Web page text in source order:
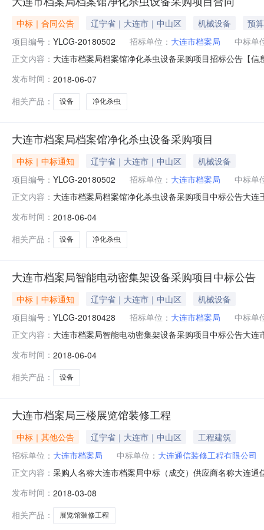
中标｜合同公告 辽宁省｜大连市｜中山区 机械设备
预
项目编号： YLCG-20180502 招标单位： 大连市档案局
中标单
正文内容： 大连市档案局档案馆净化杀虫设备采购项目招标公告【
采购方式为：公开招标1.2项目名称：大连市档案局档案
按无效
发布时间： 2018-06-07
相关产品：
设备 净化杀虫
大连市档案局档案馆净化杀虫设备采购项目
中标｜中标通知 辽宁省｜大连市｜中山区
机械设备
项目编号： YLCG-20180502 招标单位： 大连市档案局
中标单
正文内容： 大连市档案局档案馆净化杀虫设备采购项目中标公告大
YLCG-201805023、招标人名称：大连市档案局地址：
19号306
发布时间： 2018-06-04
相关产品：
设备 净化杀虫
大连市档案局智能电动密集架设备采购项目中标公告
中标｜中标通知 辽宁省｜大连市｜中山区
机械设备
项目编号： YLCG-20180428 招标单位： 大连市档案局
中标单
正文内容： 大连市档案局智能电动密集架设备采购项目中标公告大
档案局智能电动密集架设备采购项目2、项目编号：
程管理有限
发布时间： 2018-06-04
相关产品：
设备
大连市档案局三楼展览馆装修工程
中标｜其他公告 辽宁省｜大连市｜中山区
工程建筑
招标单位： 大连市档案局 中标单位： 大连通信装修工程有限公司
正文内容： 采购人名称大连市档案局中标（成交）供应商名称大连
发布时间： 2018-03-08
相关产品：
展览馆装修工程